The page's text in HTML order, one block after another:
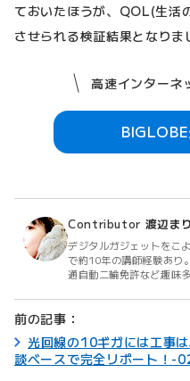
ておいたほうが、QOL(生活
させられる検証結果となりま
高速インターネ
Contributor 渡辺ま
デジタルガジェットをこ
で約10年の講師経験あり
通自動二輪免許など趣味多
前の記事：
光回線の10ギガには工事
談ベースで完全リポート！-